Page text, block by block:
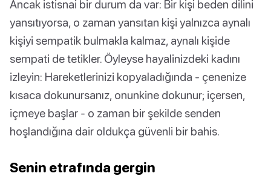
Ancak istisnai bir durum da var: Bir kişi beden dilini
yansıtıyorsa, o zaman yansıtan kişi yalnızca aynalı
kişiyi sempatik bulmakla kalmaz, aynalı kişide
sempati de tetikler. Öyleyse hayalinizdeki kadını
izleyin: Hareketlerinizi kopyaladığında - çenenize
kısaca dokunursanız, onunkine dokunur; içersen,
içmeye başlar - o zaman bir şekilde senden
hoşlandığına dair oldukça güvenli bir bahis.
Senin etrafında gergin